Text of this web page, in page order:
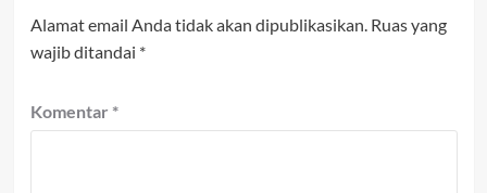
Alamat email Anda tidak akan dipublikasikan. Ruas yang
wajib ditandai *
Komentar *